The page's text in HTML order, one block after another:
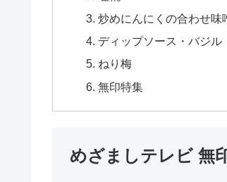
炒めにんにくの合わせ味
ディップソース・バジル
ねり梅
無印特集
めざましテレビ 無